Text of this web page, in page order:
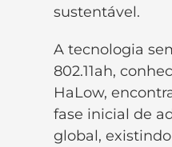
sustentável.
A tecnologia
802.11ah,
HaLow,
fase inicial de
global,